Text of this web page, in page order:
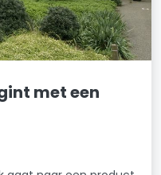
met een